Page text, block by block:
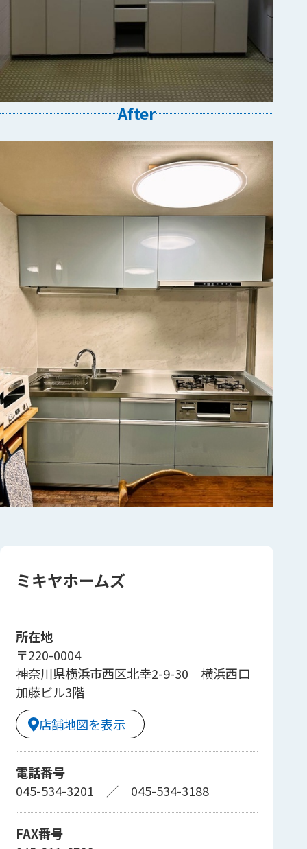
After
ミキヤホームズ
所在地
〒220-0004
神奈川県横浜市西区北幸2-9-30 横浜西口
加藤ビル3階
店舗地図を表示
電話番号
045-534-3201 ／ 045-534-3188
FAX番号